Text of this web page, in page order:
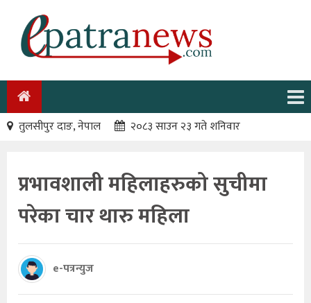
तुलसीपुर दाङ, नेपाल २०८३ साउन २३ गते शनिवार
प्रभावशाली महिलाहरुको सुचीमा
परेका चार थारु महिला
e-पत्रन्युज